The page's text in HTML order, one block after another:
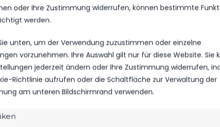
oder Ihre Zustimmung widerrufen, können bestimmte
werden.
unten, um der Verwendung zuzustimmen oder einzelne
vorzunehmen. Ihre Auswahl gilt nur für diese Website. Sie
jederzeit ändern oder Ihre Zustimmung widerrufen,
Richtlinie aufrufen oder die Schaltfläche zur Verwaltung der
am unteren Bildschirmrand verwenden.
Landesliga C-
Jugend
2024/25
10:30 Uhr